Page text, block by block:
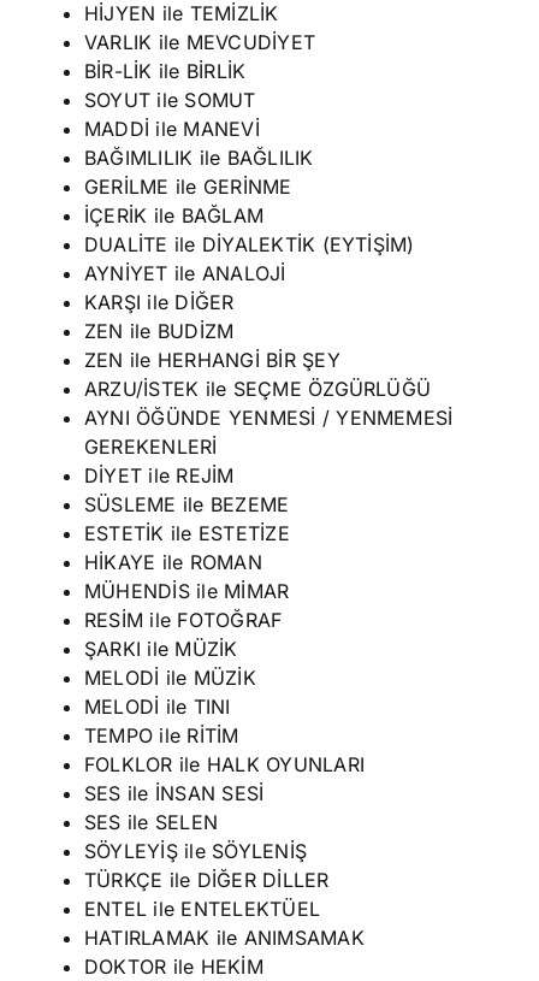
HİJYEN ile TEMİZLİK
VARLIK ile MEVCUDİYET
BİR-LİK ile BİRLİK
SOYUT ile SOMUT
MADDİ ile MANEVİ
BAĞIMLILIK ile BAĞLILIK
GERİLME ile GERİNME
İÇERİK ile BAĞLAM
DUALİTE ile DİYALEKTİK (EYTİŞİM)
AYNİYET ile ANALOJİ
KARŞI ile DİĞER
ZEN ile BUDİZM
ZEN ile HERHANGİ BİR ŞEY
ARZU/İSTEK ile SEÇME ÖZGÜRLÜĞÜ
AYNI ÖĞÜNDE YENMESİ / YENMEMESİ
GEREKENLERİ
DİYET ile REJİM
SÜSLEME ile BEZEME
ESTETİK ile ESTETİZE
HİKAYE ile ROMAN
MÜHENDİS ile MİMAR
RESİM ile FOTOĞRAF
ŞARKI ile MÜZİK
MELODİ ile MÜZİK
MELODİ ile TINI
TEMPO ile RİTİM
FOLKLOR ile HALK OYUNLARI
SES ile İNSAN SESİ
SES ile SELEN
SÖYLEYİŞ ile SÖYLENİŞ
TÜRKÇE ile DİĞER DİLLER
ENTEL ile ENTELEKTÜEL
HATIRLAMAK ile ANIMSAMAK
DOKTOR ile HEKİM